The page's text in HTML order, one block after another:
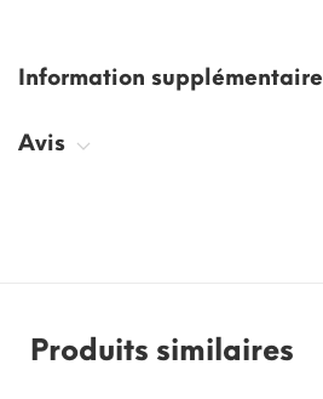
Information supplémentaire
Avis
Produits similaires